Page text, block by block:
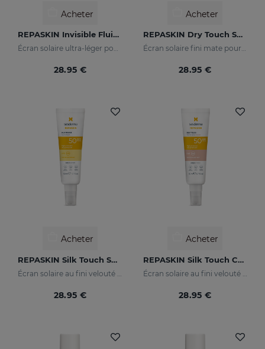
Acheter
REPASKIN Invisible Fluid SPF50+
Écran solaire ultra-léger pour le visage
28.95 €
Acheter
REPASKIN Dry Touch SPF50+
Écran solaire fini mate pour le visage
28.95 €
Acheter
REPASKIN Silk Touch SPF50
28.95 €
Acheter
REPASKIN Silk Touch Color SPF50
28.95 €